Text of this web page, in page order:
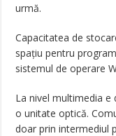
urmă.
Capacitatea de
spațiu pentru
sistemul de operare
La nivel multimedia e
o unitate optică.
doar prin intermediul